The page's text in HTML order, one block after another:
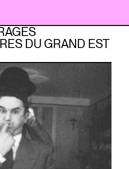
DU GRAND EST